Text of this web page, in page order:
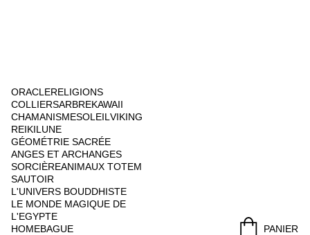
ORACLERELIGIONS
COLLIERSARBREKAWAII
CHAMANISMESOLEIL VIKING
REIKILUNE
GÉOMÉTRIE SACRÉE
ANGES ET ARCHANGES
SORCIÈREANIMAUX TOTEM
SAUTOIR
L'UNIVERS BOUDDHISTE
LE MONDE MAGIQUE DE
L'EGYPTE
HOMEBAGUE
PANIER